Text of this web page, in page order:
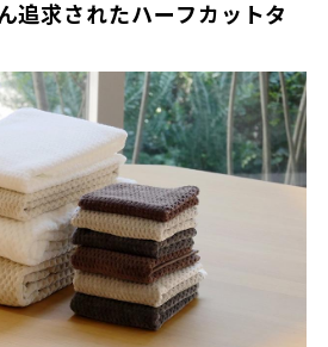
追求されたハーフカットタ